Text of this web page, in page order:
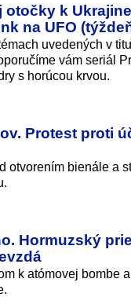
k
na UFO
uvedených v
vám seriál
s horúcou krvou.
Protest proti
bienále a
Hormuzský
k atómovej bombe